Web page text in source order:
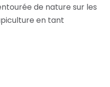
de nature sur les
en tant